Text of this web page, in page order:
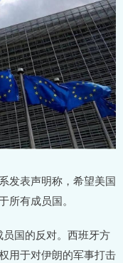
发表声明称，希望美国
所有成员国。
国的反对。西班牙方
用于对伊朗的军事打击